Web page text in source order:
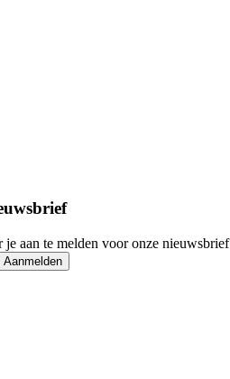
aan te melden voor onze nieuwsbrief
Aanmelden